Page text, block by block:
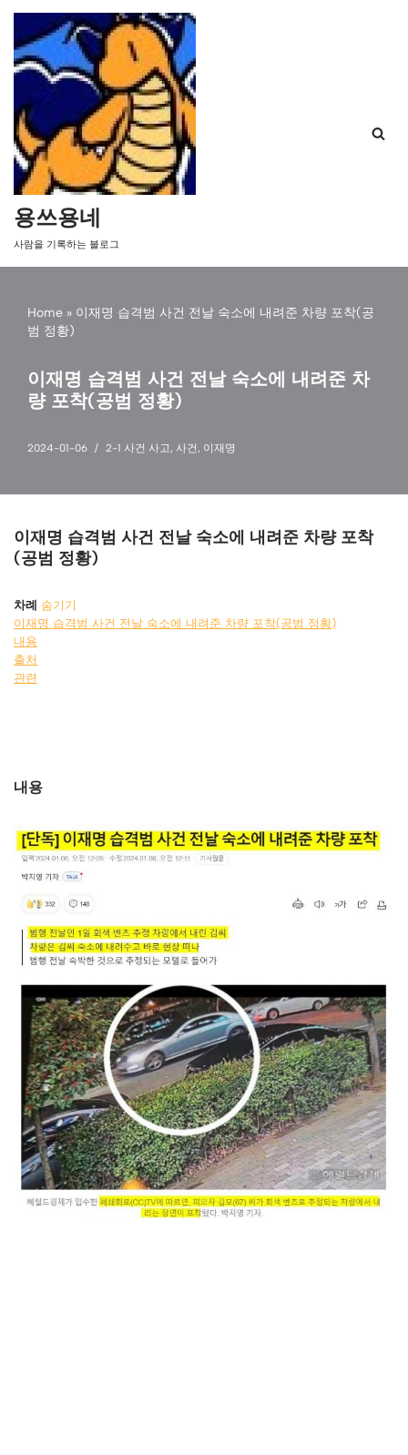
콘
텐
로
건
너
뛰
기
용쓰용네
사람을 기록하는 블로그
Home » 이재명 습격범 사건 전날 숙소에 내려준 차량 포착(공
범 정황)
이재명 습격범 사건 전날 숙소에 내려준 차
량 포착(공범 정황)
2024-01-06 2-1 사건 사고, 사건 , 이재명
이재명 습격범 사건 전날 숙소에 내려준 차량 포착
(공범 정황)
차례
숨기기
이재명 습격범 사건 전날 숙소에 내려준 차량 포착(공범 정황)
내용
출처
관련
내용